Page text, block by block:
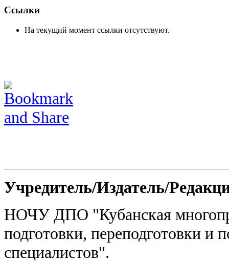
Ссылки
На текущий момент ссылки отсутствуют.
Учредитель/Издатель/
НОЧУ ДПО "Кубанская
подготовки, переподготовки
специалистов".